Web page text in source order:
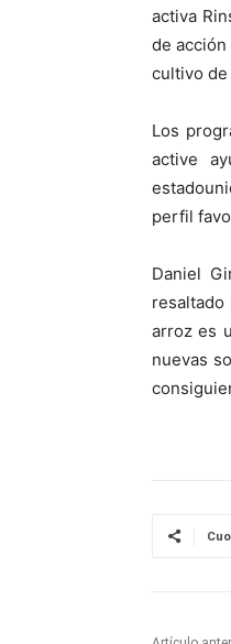
activa
de
cultivo de
Los
active
perfil
Daniel
resaltado
arroz es
nuevas